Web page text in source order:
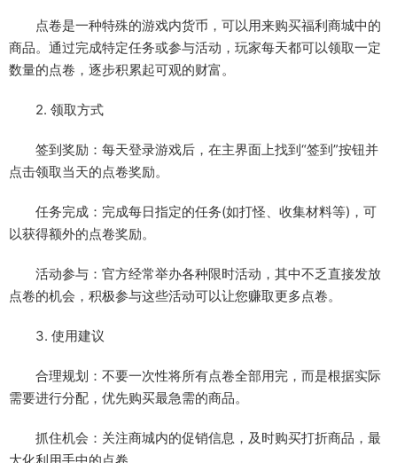
点卷是一种特殊的游戏内货币，可以用来购买福利商城中的
商品。通过完成特定任务或参与活动，玩家每天都可以领取一定
数量的点卷，逐步积累起可观的财富。
2. 领取方式
签到奖励：每天登录游戏后，在主界面上找到“签到”按钮并
点击领取当天的点卷奖励。
任务完成：完成每日指定的任务(如打怪、收集材料等)，可
以获得额外的点卷奖励。
活动参与：官方经常举办各种限时活动，其中不乏直接发放
点卷的机会，积极参与这些活动可以让您赚取更多点卷。
3. 使用建议
合理规划：不要一次性将所有点卷全部用完，而是根据实际
需要进行分配，优先购买最急需的商品。
抓住机会：关注商城内的促销信息，及时购买打折商品，最